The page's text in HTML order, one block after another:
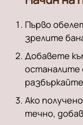
Първо
зрелите
Добавете
останалите
Ако
течно,